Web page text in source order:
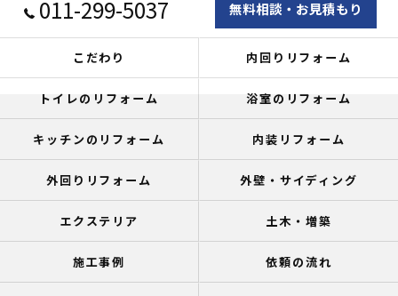
011-299-5037 無料相談・お見積もり
こだわり 内回りリフォーム
トイレのリフォーム 浴室のリフォーム
キッチンのリフォーム 内装リフォーム
外回りリフォーム 外壁・サイディング
エクステリア 土木・増築
施工事例 依頼の流れ